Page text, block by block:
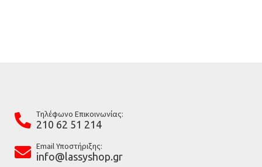
Tηλέφωνο Επικοινωνίας:
210 62 51 214
Email Υποστήριξης:
info@lassyshop.gr